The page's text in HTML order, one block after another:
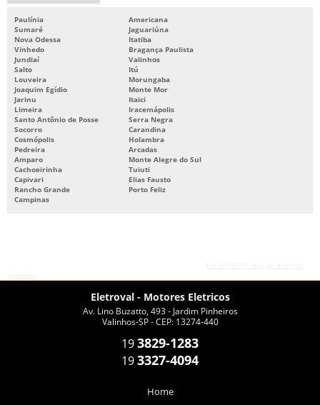
REPARO DE MOTORES ELÉTRICOS
SERVIÇOS DE BOMBAS
Paulínia
Americana
Sumaré
Jaguariúna
Nova Odessa
Itatiba
Vinhedo
Bragança Paulista
Jundiaí
Valinhos
Salto
Itú
Louveira
Morungaba
Joaquim Egídio
Monte Mor
Jarinu
Itaici
Limeira
Iracemápolis
Santo Antônio de Posse
Serra Negra
Socorro
Carandina
Cosmópolis
Holambra
Pedreira
Arcadas
Amparo
Monte Alegre do Sul
Cachoeirinha
Tuiuti
Capivari
Elias Fausto
Rancho Grande
Porto Feliz
Campinas
Eletroval - Motores Eletricos
Av. Lino Buzatto, 493 - Jardim Pinheiros
Valinhos-SP - CEP: 13274-440
193829-1283
193327-4094
Home